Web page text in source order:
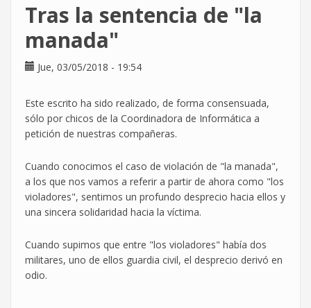
violador
Tras la sentencia de "la
manada"
Jue, 03/05/2018 - 19:54
Este escrito ha sido realizado, de forma consensuada,
sólo por chicos de la Coordinadora de Informática a
petición de nuestras compañeras.
Cuando conocimos el caso de violación de "la manada",
a los que nos vamos a referir a partir de ahora como "los
violadores", sentimos un profundo desprecio hacia ellos y
una sincera solidaridad hacia la víctima.
Cuando supimos que entre "los violadores" había dos
militares, uno de ellos guardia civil, el desprecio derivó en
odio.